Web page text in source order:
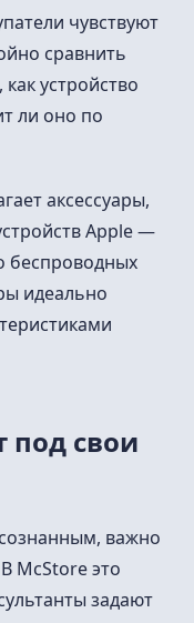
чувствуют
сравнить
устройство
ли оно по
аксессуары,
Apple —
беспроводных
идеально
под свои
важно
McStore это
задают